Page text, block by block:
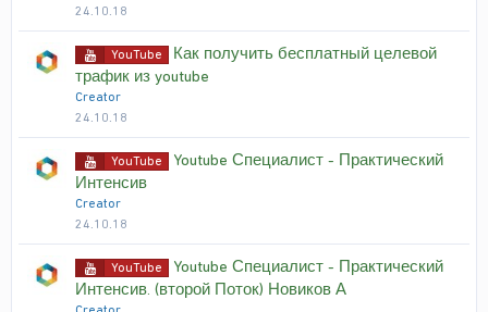
24.10.18
YouTube
Как получить бесплатный целевой
трафик из youtube
Creator
24.10.18
YouTube
Youtube Специалист - Практический
Интенсив
Creator
24.10.18
YouTube
Youtube Специалист - Практический
Интенсив. (второй Поток) Новиков А